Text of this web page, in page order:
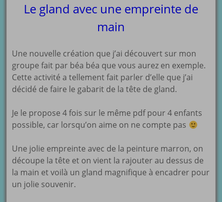
Le gland avec une empreinte de
main
Une nouvelle création que j’ai découvert sur mon
groupe fait par béa béa que vous aurez en exemple.
Cette activité a tellement fait parler d’elle que j’ai
décidé de faire le gabarit de la tête de gland.
Je le propose 4 fois sur le même pdf pour 4 enfants
possible, car lorsqu’on aime on ne compte pas
Une jolie empreinte avec de la peinture marron, on
découpe la tête et on vient la rajouter au dessus de
la main et voilà un gland magnifique à encadrer pour
un jolie souvenir.